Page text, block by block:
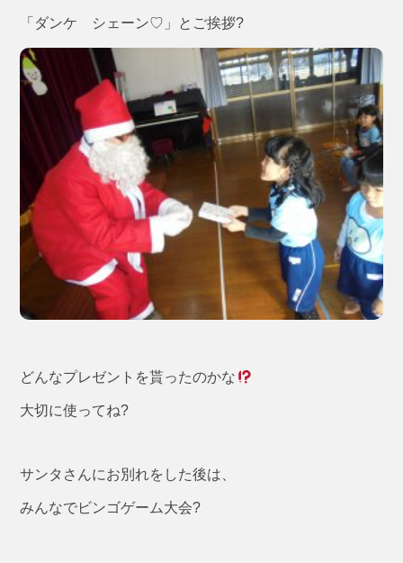
「ダンケ シェーン♡」とご挨拶?
どんなプレゼントを貰ったのかな
大切に使ってね?
サンタさんにお別れをした後は、
みんなでビンゴゲーム大会?